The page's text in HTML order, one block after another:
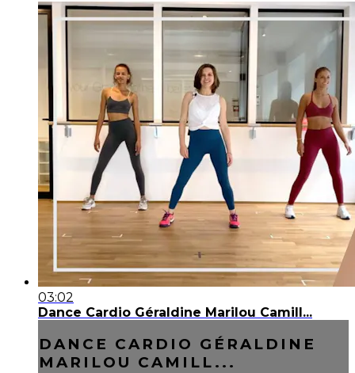
03:02
Dance Cardio Géraldine Marilou Camill...
DANCE CARDIO GÉRALDINE
MARILOU CAMILL...